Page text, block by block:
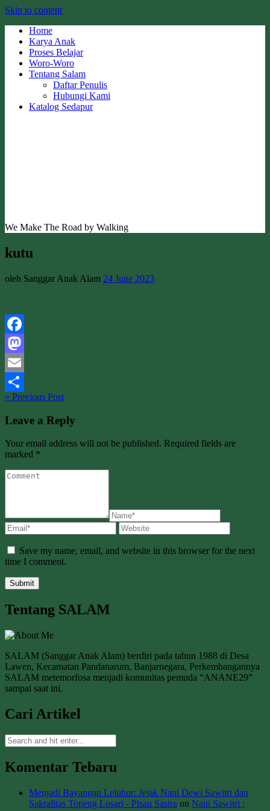
Skip to content
Home
Karya Anak
Proses Belajar
Woro-Woro
Tentang Salam
Daftar Penulis
Hubungi Kami
Katalog Sedapur
We Make The Road by Walking
kutu
oleh Sanggar Anak Alam 24 June 2023
Facebook
Mastodon
Email
Share
« Previous Post
Leave a Reply
Your email address will not be published. Required fields are
marked *
Save my name, email, and website in this browser for the next
time I comment.
Tentang SALAM
SALAM (Sanggar Anak Alam) berdiri pada tahun 1988 di Desa
Lawen, Kecamatan Pandanarum, Banjarnegara, Perkembangannya
SALAM metemorfosa menjadi komunitas pemuda “ANANE29”
sampai saat ini.
Cari Artikel
Komentar Tebaru
Menjadi Bayangan Leluhur: Jejak Nani Dewi Sawitri dan
Sakralitas Topeng Losari - Pisau Sastra on Nani Sawitri :